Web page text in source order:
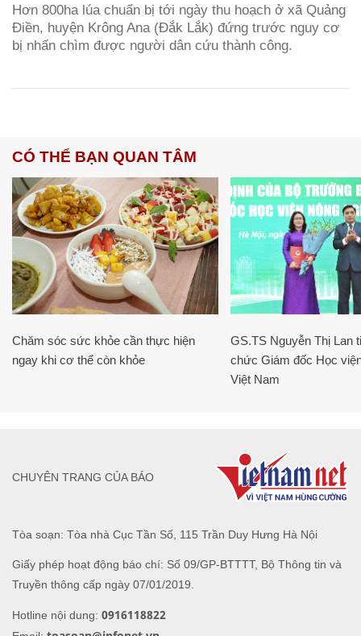
Hơn 800ha lúa chuẩn bị tới ngày thu hoạch ở xã Quảng
Điền, huyện Krông Ana (Đắk Lắk) đứng trước nguy cơ
bị nhấn chìm được người dân cứu thành công.
CÓ THỂ BẠN QUAN TÂM
Chăm sóc sức khỏe cần thực hiện
ngay khi cơ thể còn khỏe
GS.TS Nguyễn Thị Lan
chức Giám đốc Học
Việt Nam
Tòa soạn: Tòa nhà Cục Tần Số, 115 Trần Duy Hưng Hà Nội
Giấy phép hoạt động báo chí: Số 09/GP-BTTTT, Bộ Thông tin và
Truyền thông cấp ngày 07/01/2019.
Hotline nội dung: 0916118822
CHUYÊN TRANG CỦA BÁO